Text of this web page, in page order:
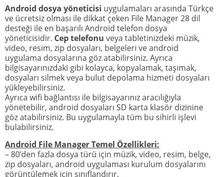
Android dosya yöneticisi uygulamaları arasında Türkçe
ve ücretsiz olması ile dikkat çeken File Manager 28 dil
desteği ile en başarılı Android telefon dosya
yöneticisidir. Cep telefonu veya tabletinizdeki müzik,
video, resim, zip dosyaları, belgeleri ve android
uygulama dosyalarına göz atabilirsiniz. Ayrıca
bilgisayarınızdaki gibi kolayca, kopyalamak, taşımak,
dosyaları silmek veya bulut depolama hizmeti dosyaları
yükleyebilirsiniz.
Ayrıca wifi bağlantısı ile bilgisayarınız aracılığıyla
yönetebilir, android dosyaları SD karta klasör dizinine
göz atabilirsiniz. Bu uygulamayla tüm bu sihirli işlevi
bulabilirsiniz.
Android File Manager Temel Özellikleri:
– 80’den fazla dosya türü için müzik, video, resim, belge,
zip dosyaları, android uygulaması kurulum dosyalarını
görüntülemek için sınıflandırır.